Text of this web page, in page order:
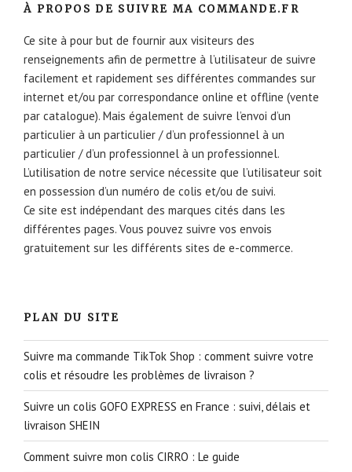
À PROPOS DE SUIVRE MA COMMANDE.FR
Ce site à pour but de fournir aux visiteurs des
renseignements afin de permettre à l’utilisateur de suivre
facilement et rapidement ses différentes commandes sur
internet et/ou par correspondance online et offline (vente
par catalogue). Mais également de suivre l’envoi d’un
particulier à un particulier / d’un professionnel à un
particulier / d’un professionnel à un professionnel.
L’utilisation de notre service nécessite que l’utilisateur soit
en possession d’un numéro de colis et/ou de suivi.
Ce site est indépendant des marques cités dans les
différentes pages. Vous pouvez suivre vos envois
gratuitement sur les différents sites de e-commerce.
PLAN DU SITE
Suivre ma commande TikTok Shop : comment suivre votre
colis et résoudre les problèmes de livraison ?
Suivre un colis GOFO EXPRESS en France : suivi, délais et
livraison SHEIN
Comment suivre mon colis CIRRO : Le guide